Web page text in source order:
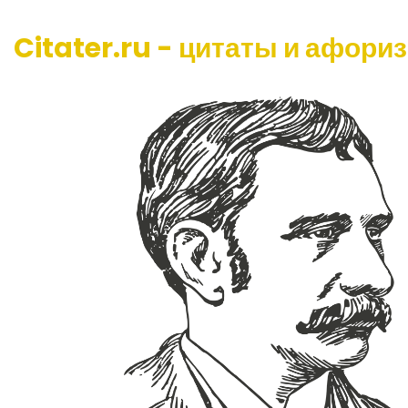
Citater.ru - цитаты и